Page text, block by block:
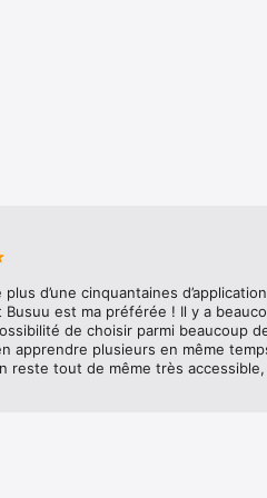
millions
? Pas
plus d’une cinquantaines
Busuu est ma préférée ! Il y a
de choisir parmi beaucoup
apprendre plusieurs en même
reste tout de même très